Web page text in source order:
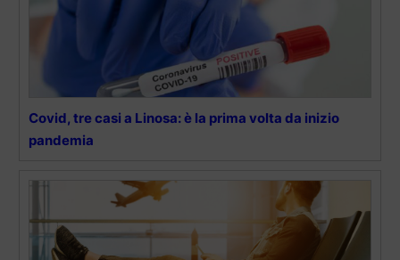
Covid, tre casi a Linosa: è la prima volta da inizio
pandemia